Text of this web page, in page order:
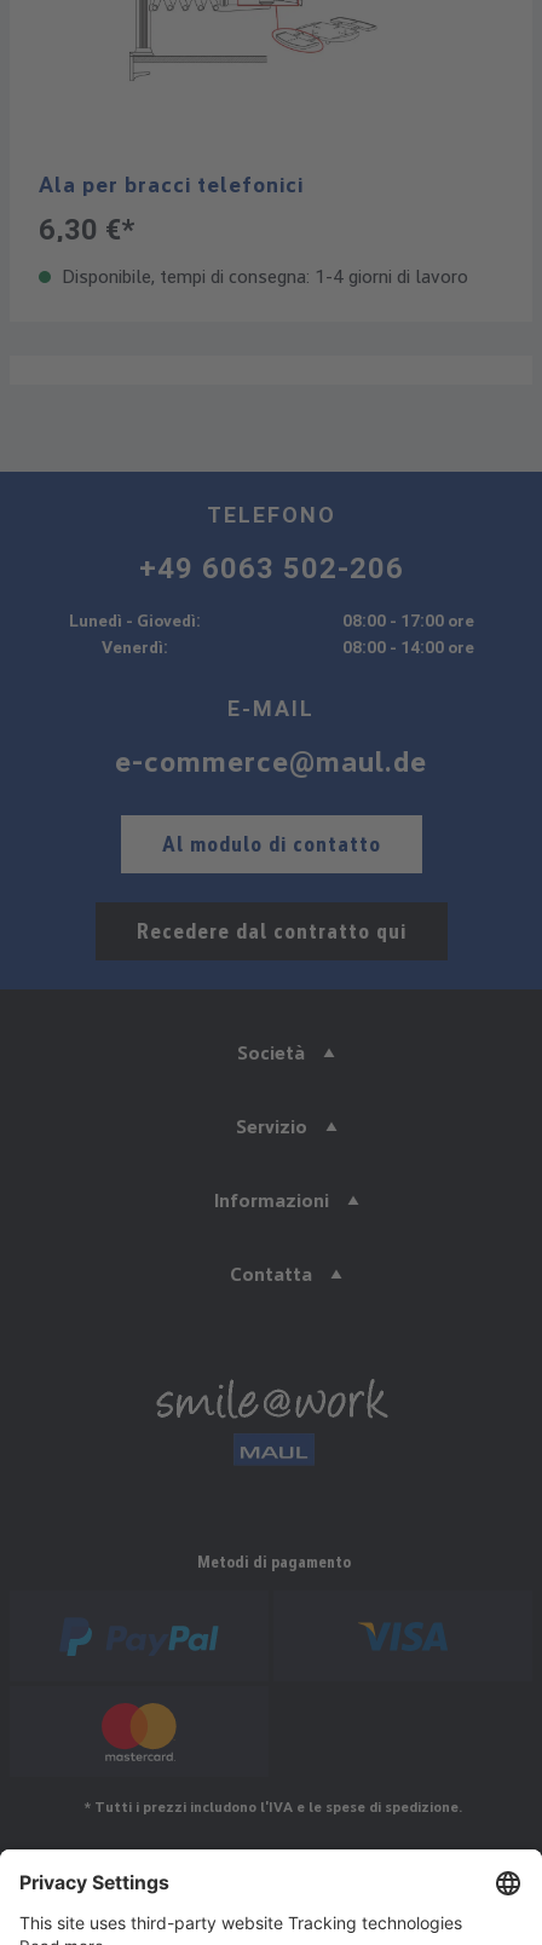
Ala per bracci telefonici
6,30 €*
Disponibile, tempi di consegna: 1-4 giorni di lavoro
TELEFONO
+49 6063 502-206
Lunedì - Giovedì:
08:00 - 17:00 ore
Venerdì:
08:00 - 14:00 ore
E-MAIL
e-commerce@maul.de
Al modulo di contatto
Recedere dal contratto qui
Società
Servizio
Informazioni
Contatta
Metodi di pagamento
* Tutti i prezzi includono l'IVA e le spese di spedizione.